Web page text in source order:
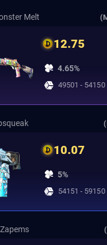
Melt
12.75
4.65%
49501 - 54150
10.07
5%
54151 - 59150